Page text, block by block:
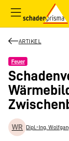
ARTIKEL
Feuer
WR Dipl.-Ing.